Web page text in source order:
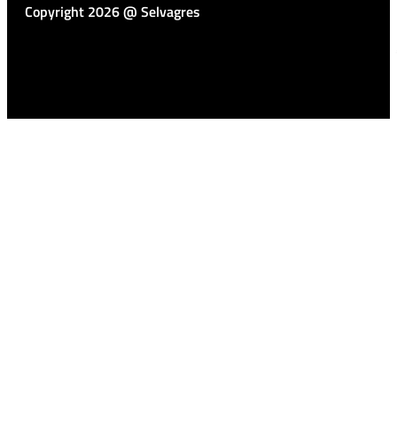
Copyright 2026 @ Selvagres